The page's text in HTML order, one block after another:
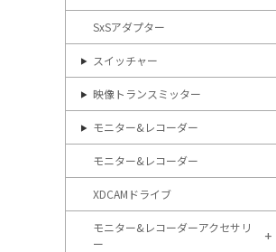
SxSアダプター
スイッチャー
映像トランスミッター
モニター&レコーダー
モニター&レコーダー
XDCAMドライブ
モニター&レコーダーアクセサリ
ー